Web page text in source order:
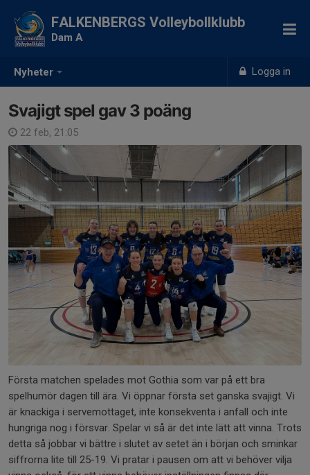
Nyheter Logga in
FALKENBERGS Volleybollklubb
Dam A
Svajigt spel gav 3 poäng
22 feb, 21:05
Första matchen spelades mot Gothia som var på ett bra
spelhumör dagen till ära. Vi öppnar första set ganska svajigt. Vi
är knackiga i servemottaget, inte konsekventa i anfall och inte
hungriga nog i försvar. Spelar vi så är det inte lätt att vinna. Trots
detta så jobbar vi bättre i slutet av setet än i början och sminkar
siffrorna lite till 25-19. Vi pratar i pausen om att vi behöver vilja